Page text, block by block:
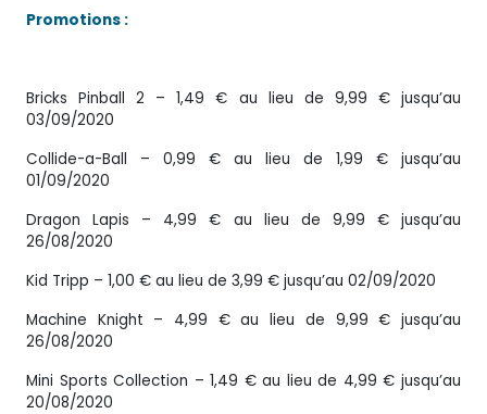
Promotions :
Bricks Pinball 2 – 1,49 € au lieu de 9,99 € jusqu’au
03/09/2020
Collide-a-Ball – 0,99 € au lieu de 1,99 € jusqu’au
01/09/2020
Dragon Lapis – 4,99 € au lieu de 9,99 € jusqu’au
26/08/2020
Kid Tripp – 1,00 € au lieu de 3,99 € jusqu’au 02/09/2020
Machine Knight – 4,99 € au lieu de 9,99 € jusqu’au
26/08/2020
Mini Sports Collection – 1,49 € au lieu de 4,99 € jusqu’au
20/08/2020